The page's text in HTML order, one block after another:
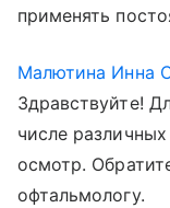
применять
Малютина Инна
Здравствуйте!
числе
осмотр.
офтальмологу.